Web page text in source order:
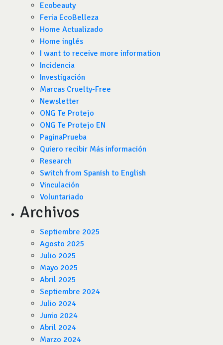
Ecobeauty
Feria EcoBelleza
Home Actualizado
Home inglés
I want to receive more information
Incidencia
Investigación
Marcas Cruelty-Free
Newsletter
ONG Te Protejo
ONG Te Protejo EN
PaginaPrueba
Quiero recibir Más información
Research
Switch from Spanish to English
Vinculación
Voluntariado
Archivos
Septiembre 2025
Agosto 2025
Julio 2025
Mayo 2025
Abril 2025
Septiembre 2024
Julio 2024
Junio 2024
Abril 2024
Marzo 2024